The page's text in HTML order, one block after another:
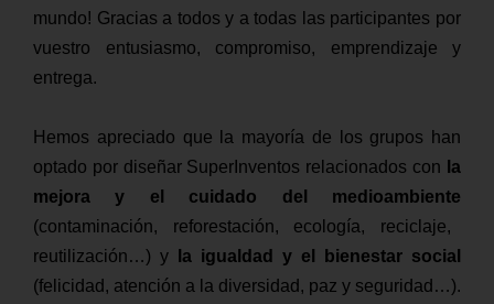
mundo! Gracias a todos y a todas las participantes por
vuestro entusiasmo, compromiso, emprendizaje y
entrega.
Hemos apreciado que la mayoría de los grupos han
optado por diseñar SuperInventos relacionados con a
mejora y el cuidado del medioambiente
(contaminación, reforestación, ecología, reciclaje,
reutilización…) y
a igualdad y el bienestar social
(felicidad, atención a la diversidad, paz y seguridad…).